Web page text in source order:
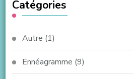
?
Catégories
Autre (1)
Ennéagramme (9)